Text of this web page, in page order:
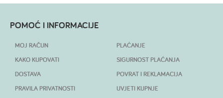
POMOĆ I INFORMACIJE
MOJ RAČUN
KAKO KUPOVATI
DOSTAVA
PRAVILA PRIVATNOSTI
PLAĆANJE
SIGURNOST PLAĆANJA
POVRAT I REKLAMACIJA
UVJETI KUPNJE